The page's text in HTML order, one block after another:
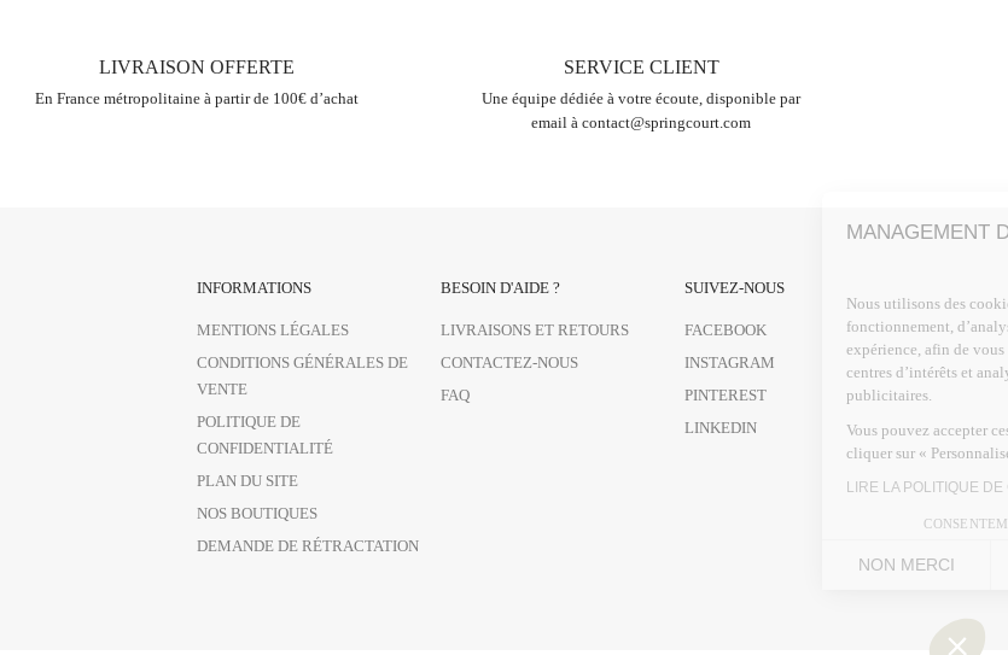
LIVRAISON OFFERTE
En France métropolitaine à partir de 100€ d’achat
SERVICE CLIENT
Une équipe dédiée à votre écoute, disponible par
email à contact@springcourt.com
INFORMATIONS
MENTIONS LÉGALES
CONDITIONS GÉNÉRALES DE
VENTE
POLITIQUE DE
CONFIDENTIALITÉ
PLAN DU SITE
NOS BOUTIQUES
DEMANDE DE RÉTRACTATION
BESOIN D'AIDE ?
LIVRAISONS ET RETOURS
CONTACTEZ-NOUS
FAQ
SUIVEZ-NOUS
FACEBOOK
INSTAGRAM
PINTEREST
LINKEDIN
Nous utilisons des cookies, y compris des cookies tiers, à des fins de
fonctionnement, d’analyses statistiques, de personnalisation de votre
expérience, afin de vous proposer des contenus ciblés adaptés à vos
centres d’intérêts et analyser la performance de nos campagnes
Vous pouvez accepter ces cookies en cliquant sur « Accepter tout » ou
cliquer sur « Personnaliser mes choix » pour gérer vos préférences.
OK POUR MOI
Notre plateforme vous permet d'adapter et de gérer vos paramètres de